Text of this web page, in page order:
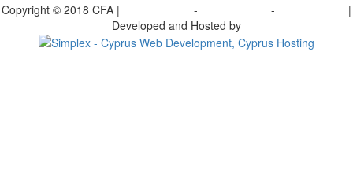
Copyright © 2018 CFA | - -
|
Developed and Hosted by